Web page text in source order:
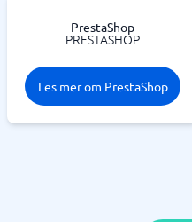
PrestaShop
PRESTASHOP
Les mer om PrestaShop